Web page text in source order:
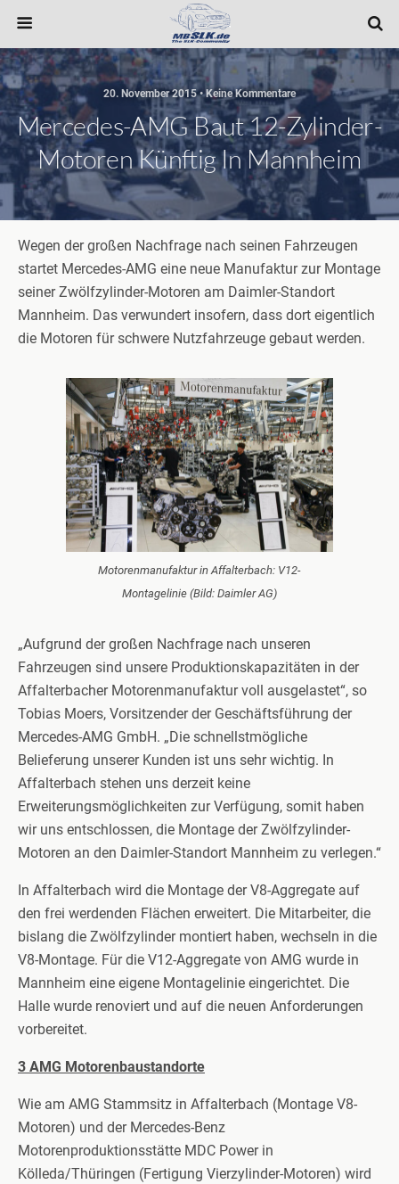
20. November 2015 • Keine Kommentare
Mercedes-AMG Baut 12-Zylinder-
Motoren Künftig In Mannheim
Wegen der großen Nachfrage nach seinen Fahrzeugen
startet Mercedes-AMG eine neue Manufaktur zur Montage
seiner Zwölfzylinder-Motoren am Daimler-Standort
Mannheim. Das verwundert insofern, dass dort eigentlich
die Motoren für schwere Nutzfahrzeuge gebaut werden.
Motorenmanufaktur in Affalterbach: V12-
Montagelinie (Bild: Daimler AG)
„Aufgrund der großen Nachfrage nach unseren
Fahrzeugen sind unsere Produktionskapazitäten in der
Affalterbacher Motorenmanufaktur voll ausgelastet“, so
Tobias Moers, Vorsitzender der Geschäftsführung der
Mercedes-AMG GmbH. „Die schnellstmögliche
Belieferung unserer Kunden ist uns sehr wichtig. In
Affalterbach stehen uns derzeit keine
Erweiterungsmöglichkeiten zur Verfügung, somit haben
wir uns entschlossen, die Montage der Zwölfzylinder-
Motoren an den Daimler-Standort Mannheim zu verlegen.“
In Affalterbach wird die Montage der V8-Aggregate auf
den frei werdenden Flächen erweitert. Die Mitarbeiter, die
bislang die Zwölfzylinder montiert haben, wechseln in die
V8-Montage. Für die V12-Aggregate von AMG wurde in
Mannheim eine eigene Montagelinie eingerichtet. Die
Halle wurde renoviert und auf die neuen Anforderungen
vorbereitet.
3 AMG Motorenbaustandorte
Wie am AMG Stammsitz in Affalterbach (Montage V8-
Motoren) und der Mercedes-Benz
Motorenproduktionsstätte MDC Power in
Kölleda/Thüringen (Fertigung Vierzylinder-Motoren) wird